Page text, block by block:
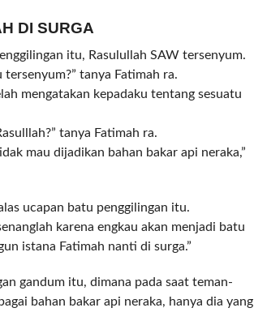
DI SURGA
itu, Rasulullah SAW tersenyum.
tersenyum?” tanya Fatimah ra.
mengatakan kepadaku tentang sesuatu
tanya Fatimah ra.
mau dijadikan bahan bakar api neraka,”
ucapan batu penggilingan itu.
karena engkau akan menjadi batu
istana Fatimah nanti di surga.”
gandum itu, dimana pada saat teman-
bahan bakar api neraka, hanya dia yang